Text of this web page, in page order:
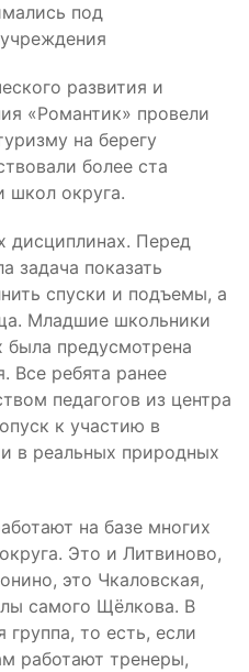
под
развития и
«Романтик» провели
на берегу
более ста
школ округа.
дисциплинах. Перед
задача показать
спуски и подъемы, а
Младшие школьники
была предусмотрена
Все ребята ранее
педагогов из центра
к участию в
в реальных природных
на базе многих
Это и Литвиново,
это Чкаловская,
самого Щёлкова. В
то есть, если
работают тренеры,